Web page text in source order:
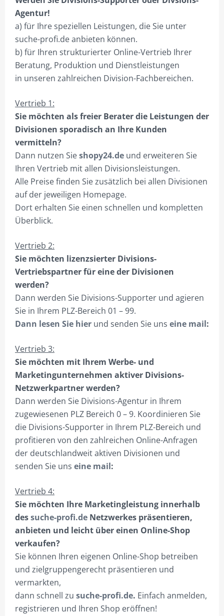
Agentur!
a) für Ihre speziellen Leistungen, die Sie unter
suche-profi.de anbieten können.
b) für Ihren strukturierter Online-Vertrieb Ihrer
Beratung, Produktion und Dienstleistungen
in unseren zahlreichen Division-Fachbereichen.
Vertrieb 1:
Sie möchten als freier Berater die Leistungen der
Divisionen sporadisch an Ihre Kunden
vermitteln?
Dann nutzen Sieshopy24.de und erweiteren Sie
Ihren Vertrieb mit allen Divisionsleistungen.
Alle Preise finden Sie zusätzlich bei allen Divisionen
auf der jeweiligen Homepage.
Dort erhalten Sie einen schnellen und kompletten
Überblick.
Vertrieb 2:
Sie möchten lizenzsierter Divisions-
Vertriebspartner für eine der Divisionen
werden?
Dann werden Sie Divisions-Supporter und agieren
Sie in Ihrem PLZ-Bereich 01 – 99.
Dann lesen Sie hier und senden Sie uns eine mail:
Vertrieb 3:
Sie möchten mit Ihrem Werbe- und
Marketingunternehmen aktiver Divisions-
Netzwerkpartner werden?
Dann werden Sie Divisions-Agentur in Ihrem
zugewiesenen PLZ Bereich 0 – 9. Koordinieren Sie
die Divisions-Supporter in Ihrem PLZ-Bereich und
profitieren von den zahlreichen Online-Anfragen
der deutschlandweit aktiven Divisionen und
senden Sie uns eine mail:
Vertrieb 4:
Sie möchten Ihre Marketingleistung innerhalb
dessuche-profi.de Netzwerkes präsentieren,
anbieten und leicht über einen Online-Shop
verkaufen?
Sie können Ihren eigenen Online-Shop betreiben
und zielgruppengerecht präsentieren und
vermarkten,
dann schnell zu suche-profi.de. Einfach anmelden,
registrieren und Ihren Shop eröffnen!